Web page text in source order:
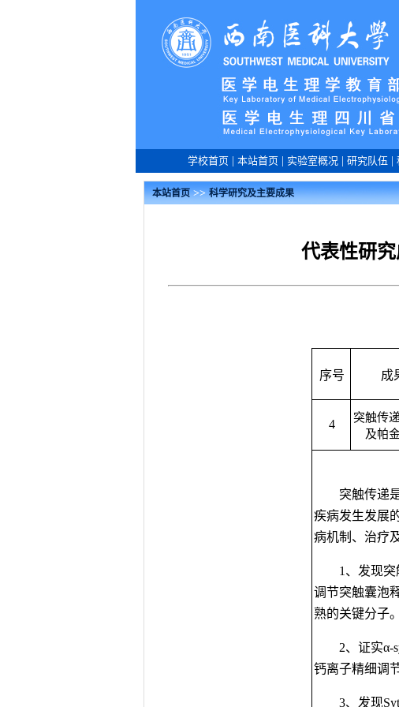
学校首页| 本站首页| 实验室概况| 研究队伍
本站首页>>科学研究及主要成果
代表性研
序号 成
4
突触传
及帕
突触传递
疾病发生发展
病机制、治疗
1 、发现突
调节突触囊泡
熟的关键分子。
2、证实α-
钙离子精细调
3、发现